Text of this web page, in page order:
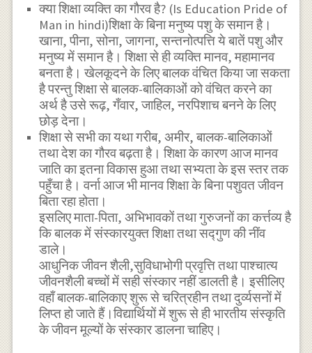
क्या शिक्षा व्यक्ति का गौरव है? (Is Education Pride of
Man in hindi)शिक्षा के बिना मनुष्य पशु के समान है।
खाना, पीना, सोना, जागना, सन्तनोत्पत्ति ये बातें पशु और
मनुष्य में समान है। शिक्षा से ही व्यक्ति मानव, महामानव
बनता है। खेलकूदने के लिए बालक वंचित किया जा सकता
है परन्तु शिक्षा से बालक-बालिकाओं को वंचित करने का
अर्थ है उसे रूढ़, गँवार, जाहिल, नरपिशाच बनने के लिए
छोड़ देना।
शिक्षा से सभी का यथा गरीब, अमीर, बालक-बालिकाओं
तथा देश का गौरव बढ़ता है। शिक्षा के कारण आज मानव
जाति का इतना विकास हुआ तथा सभ्यता के इस स्तर तक
पहुँचा है। वर्ना आज भी मानव शिक्षा के बिना पशुवत जीवन
बिता रहा होता।
इसलिए माता-पिता, अभिभावकों तथा गुरुजनों का कर्त्तव्य है
कि बालक में संस्कारयुक्त शिक्षा तथा सद्गुण की नींव
डाले।
आधुनिक जीवन शैली,सुविधाभोगी प्रवृत्ति तथा पाश्चात्य
जीवनशैली बच्चों में सही संस्कार नहीं डालती है। इसीलिए
वहाँ बालक-बालिकाए शुरू से चरित्रहीन तथा दुर्व्यसनों में
लिप्त हो जाते हैं।विद्यार्थियों में शुरू से ही भारतीय संस्कृति
के जीवन मूल्यों के संस्कार डालना चाहिए।